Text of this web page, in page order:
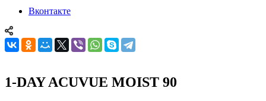
Вконтакте
1-DAY ACUVUE MOIST 90